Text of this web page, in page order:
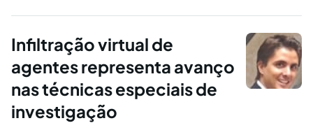
Infiltração virtual de
agentes representa avanço
nas técnicas especiais de
investigação